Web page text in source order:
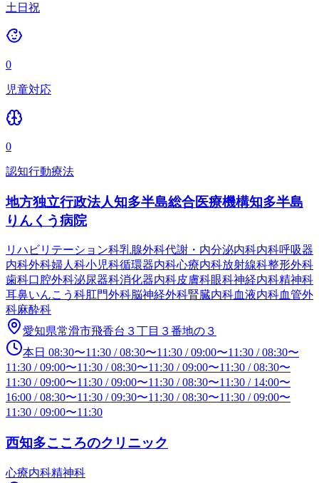
土日祝
0
児童対応
0
認知行動療法
地方独立行政法人知多半島総合医療機構知多半島
りんくう病院
リハビリテーション科乳腺外科代謝・内分泌内科内科呼吸器
内科外科婦人科小児科循環器内科心療内科放射線科整形外科
歯科口腔外科泌尿器科消化器内科皮膚科眼科神経内科精神科
耳鼻いんこう科肛門外科脳神経外科腎臓内科血液内科血管外
科麻酔科
愛知県常滑市飛香台３丁目３番地の３
本日 08:30〜11:30 /08:30〜11:30 /09:00〜11:30 /08:30〜
11:30 /09:00〜11:30 /08:30〜11:30 /09:00〜11:30 /08:30〜
11:30 /09:00〜11:30 /09:00〜11:30 /08:30〜11:30 / 14:00〜
16:00 /08:30〜11:30 /09:30〜11:30 /08:30〜11:30 /09:00〜
11:30 /09:00〜11:30
西知多こころのクリニック
心療内科精神科